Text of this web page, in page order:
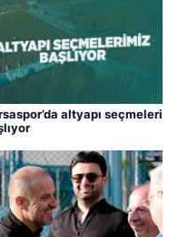
altyapı seçmeleri